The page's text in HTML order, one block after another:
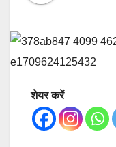
शेयर करें